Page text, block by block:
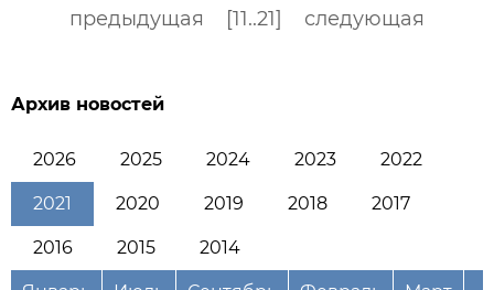
предыдущая
[11..21]
следующая
Архив новостей
2026 2025 2024 2023 2022
2021 2020 2019 2018 2017
2016 2015 2014